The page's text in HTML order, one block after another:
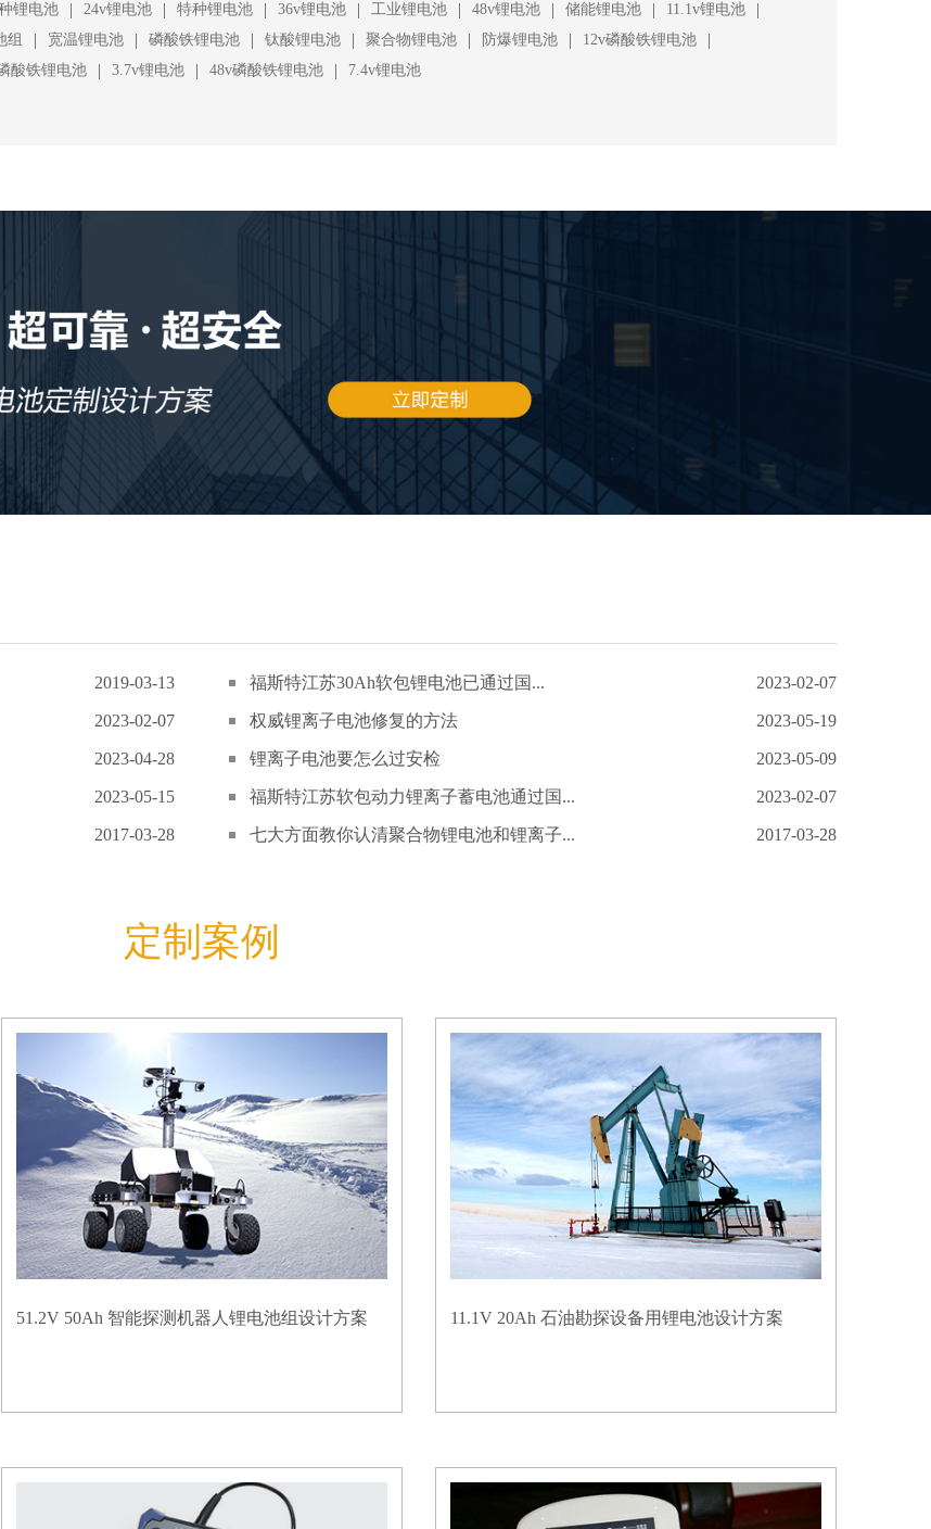
锂电池 | 24v锂电池 | 特种锂电池 | 36v锂电池 | 工业锂电池 | 48v锂电池 | 储能锂电池 | 11.1v锂电池 |
组 | 宽温锂电池 | 磷酸铁锂电池 | 钛酸锂电池 | 聚合物锂电池 | 防爆锂电池 | 12v磷酸铁锂电池 |
酸铁锂电池 | 3.7v锂电池 | 48v磷酸铁锂电池 | 7.4v锂电池
2019-03-13 福斯特江苏30Ah软包锂电池已通过国... 2023-02-07
2023-02-07 权威锂离子电池修复的方法 2023-05-19
2023-04-28 锂离子电池要怎么过安检 2023-05-09
2023-05-15 福斯特江苏软包动力锂离子蓄电池通过国... 2023-02-07
2017-03-28 七大方面教你认清聚合物锂电池和锂离子... 2017-03-28
定制案例
51.2V 50Ah 智能探测机器人锂电池组设计方案 11.1V 20Ah 石油勘探设备用锂电池设计方案